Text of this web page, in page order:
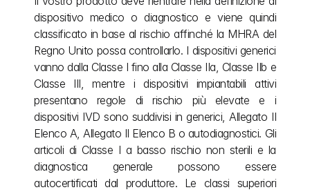
dispositivo medico o diagnostico e viene quindi
classificato in base al rischio affinché la MHRA del
Regno Unito possa controllarlo. I dispositivi generici
vanno dalla Classe I fino alla Classe IIa, Classe IIb e
Classe III, mentre i dispositivi impiantabili attivi
presentano regole di rischio più elevate e i
dispositivi IVD sono suddivisi in generici, Allegato II
Elenco A, Allegato II Elenco B o autodiagnostici. Gli
articoli di Classe I a basso rischio non sterili e la
diagnostica generale possono essere
autocertificati dal produttore. Le classi superiori